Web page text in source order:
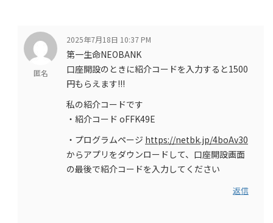
匿名
2025年7月18日 10:37 PM
第一生命NEOBANK
口座開設のときに紹介コードを入力すると1500
円もらえます!!!
私の紹介コードです
・紹介コード oFFK49E
・プログラムページ https://netbk.jp/4boAv30
からアプリをダウンロードして、口座開設画面
の最後で紹介コードを入力してください
返信